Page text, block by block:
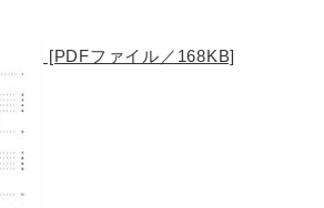
[PDFファイル／168KB]